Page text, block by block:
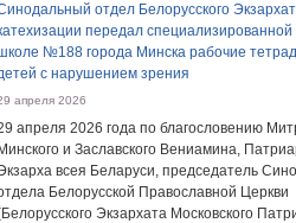
отдел Белорусского
передал специализированной
№188 города Минска рабочие
с нарушением зрения
апреля 2026
апреля 2026 года по благословению
Минского и Заславского Вениамина,
всея Беларуси, председатель
Белорусской Православной Церкви
Экзархата Московского